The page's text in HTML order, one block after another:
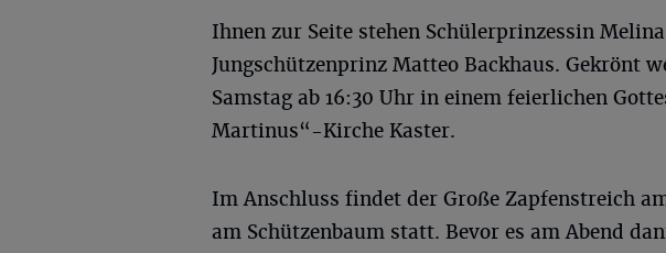
Ihnen zur Seite stehen Schülerprinzessin
Jungschützenprinz Matteo Backhaus. Gekrönt
Samstag ab 16:30 Uhr in einem feierlichen
Martinus“-Kirche Kaster.
Im Anschluss findet der Große Zapfenstreich
am Schützenbaum statt. Bevor es am Abend